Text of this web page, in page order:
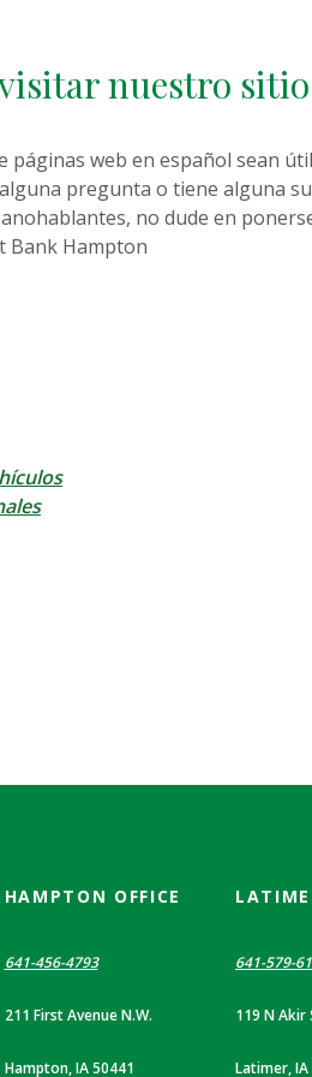
nuestro sitio
páginas web en español sean
pregunta o tiene alguna
no dude en
Bank Hampton
HAMPTON OFFICE
641-456-4793
211 First Avenue N.W.
Hampton, IA 50441
641-579-
119 N Akir
Latimer,